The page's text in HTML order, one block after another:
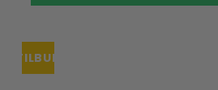
TILBUD